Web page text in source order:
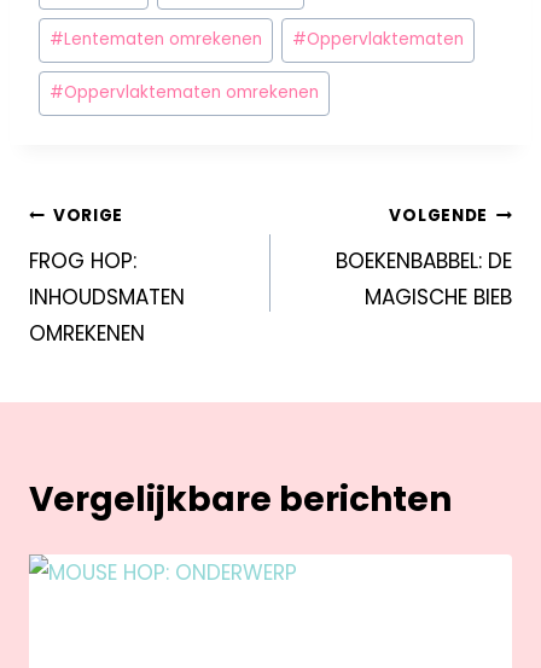
#Lentematen omrekenen #Oppervlaktematen
#Oppervlaktematen omrekenen
VORIGE
FROG HOP:
INHOUDSMATEN
OMREKENEN
VOLGENDE
BOEKENBABBEL: DE
MAGISCHE BIEB
Vergelijkbare berichten